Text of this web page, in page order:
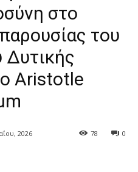
στο
του
Δυτικής
Aristotle
2026 0
78